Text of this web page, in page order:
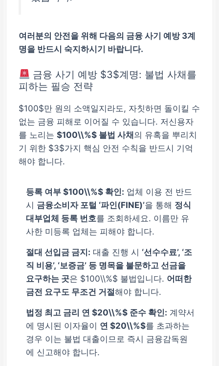
여러분의 안전을 위해 다음의 금융 사기 예방 3계
명을 반드시 숙지하시기 바랍니다.
금융 사기 예방 $3$계명: 불법 사채를
피하는 필승 전략
$100$만 원의 소액일지라도, 자칫하면 돌이킬 수
없는 금융 피해로 이어질 수 있습니다. 저신용자
를 노리는$100\\%$ 불법 사채의 유혹을 뿌리치
기 위한 $3$가지 핵심 안전 수칙을 반드시 기억
해야 합니다.
등록 여부 $100\\%$ 확인: 업체 이용 전 반드
시 금융소비자 포털 ‘파인(FINE)’을 통해 정식
대부업체 등록 번호를 조회하세요. 이름만 유
사한 미등록 업체는 피해야 합니다.
절대 선입금 금지: 대출 진행 시 ‘선수수료’, ‘조
직 비용’, ‘보증금’ 등 명목을 불문하고 선금을
요구하는 곳은 $100\\%$ 불법입니다. 어떠한
금전 요구도 무조건 거절해야 합니다.
법정 최고 금리 연 $20\\%$ 준수 확인: 계약서
에 명시된 이자율이 연 $20\\%$를 초과하는
경우 이는 불법 대출이므로 즉시 금융감독원
에 신고해야 합니다.